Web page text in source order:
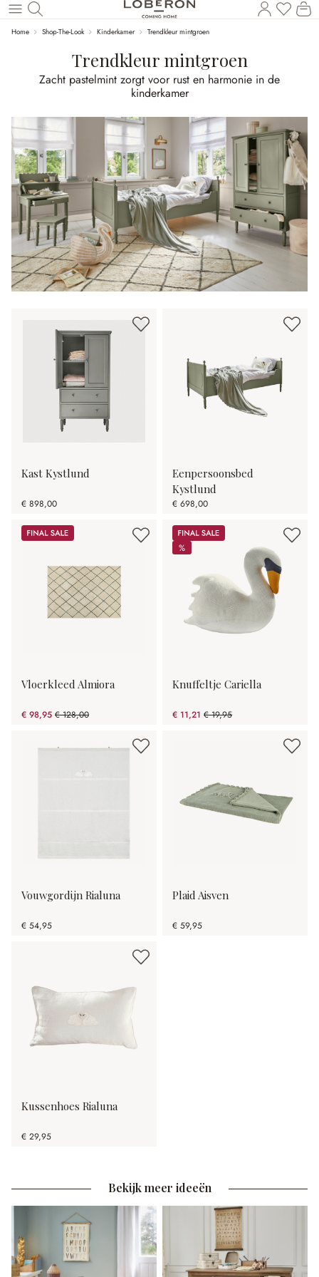
Naar de hoofdinhoud
U
Home Shop-The-Look Kinderkamer Trendkleur mintgroen
Trendkleur mintgroen
Zacht pastelmint zorgt voor rust en harmonie in de
kinderkamer
Kast Kystlund
€ 898,00
Eenpersoonsbed
Kystlund
€ 698,00
Sale
Vloerkleed Almiora
€ 98,95 € 128,00
(22.7% gespart)
Sale
%
%
Knuffeltje Cariella
€ 11,21 € 19,95
(43.81% gespart)
Vouwgordijn Rialuna
€ 54,95
Plaid Aisven
€ 59,95
Kussenhoes Rialuna
€ 29,95
Bekijk meer ideeën